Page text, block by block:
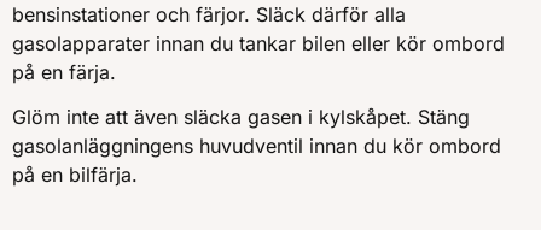
bensinstationer och färjor. Släck därför alla
gasolapparater innan du tankar bilen eller kör ombord
på en färja.
Glöm inte att även släcka gasen i kylskåpet. Stäng
gasolanläggningens huvudventil innan du kör ombord
på en bilfärja.